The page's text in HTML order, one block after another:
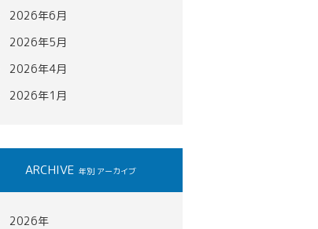
2026年6月
2026年5月
2026年4月
2026年1月
ARCHIVE 年別 アーカイブ
2026年